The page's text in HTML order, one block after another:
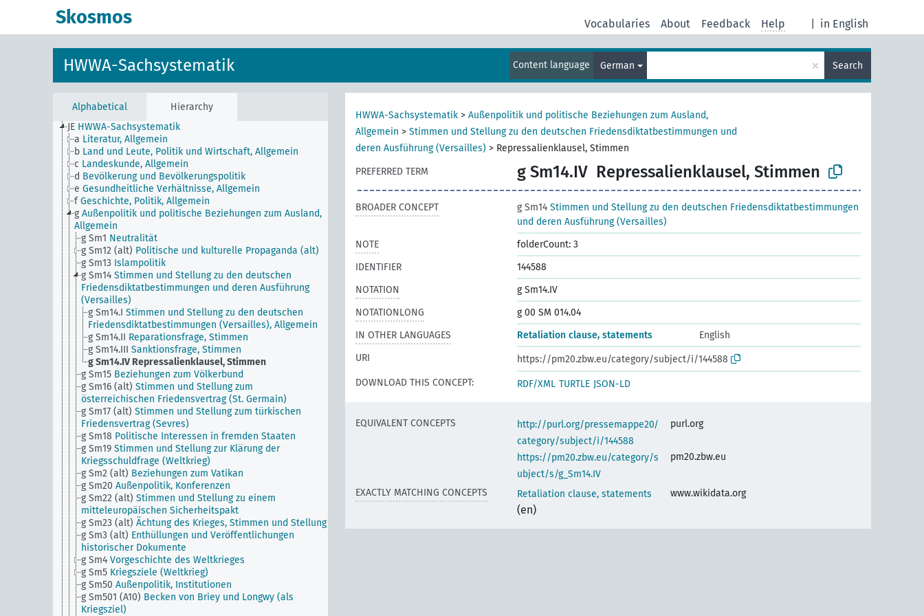
Skosmos in English
Vocabularies About Feedback Help
HWWA-Sachsystematik Content language German × Search
Alphabetical
Hierarchy
JE HWWA-Sachsystematik
a Literatur, Allgemein
b Land und Leute, Politik und Wirtschaft, Allgemein
c Landeskunde, Allgemein
d Bevölkerung und Bevölkerungspolitik
e Gesundheitliche Verhältnisse, Allgemein
f Geschichte, Politik, Allgemein
g Außenpolitik und politische Beziehungen zum Ausland,
Allgemein
g Sm1 Neutralität
g Sm12 (alt) Politische und kulturelle Propaganda (alt)
g Sm13 Islampolitik
g Sm14 Stimmen und Stellung zu den deutschen
Friedensdiktatbestimmungen und deren Ausführung
(Versailles)
g Sm14.I Stimmen und Stellung zu den deutschen
Friedensdiktatbestimmungen (Versailles), Allgemein
g Sm14.II Reparationsfrage, Stimmen
g Sm14.III Sanktionsfrage, Stimmen
g Sm14.IV Repressalienklausel, Stimmen
g Sm15 Beziehungen zum Völkerbund
g Sm16 (alt) Stimmen und Stellung zum
österreichischen Friedensvertrag (St. Germain)
g Sm17 (alt) Stimmen und Stellung zum türkischen
Friedensvertrag (Sevres)
g Sm18 Politische Interessen in fremden Staaten
g Sm19 Stimmen und Stellung zur Klärung der
Kriegsschuldfrage (Weltkrieg)
g Sm2 (alt) Beziehungen zum Vatikan
g Sm20 Außenpolitik, Konferenzen
g Sm22 (alt) Stimmen und Stellung zu einem
mitteleuropäischen Sicherheitspakt
g Sm23 (alt) Ächtung des Krieges, Stimmen und Stellung
g Sm3 (alt) Enthüllungen und Veröffentlichungen
historischer Dokumente
g Sm4 Vorgeschichte des Weltkrieges
g Sm5 Kriegsziele (Weltkrieg)
g Sm50 Außenpolitik, Institutionen
g Sm501 (A10) Becken von Briey und Longwy (als
Kriegsziel)
HWWA-Sachsystematik > Außenpolitik und politische Beziehungen zum Ausland,
Allgemein > Stimmen und Stellung zu den deutschen Friedensdiktatbestimmungen und
deren Ausführung (Versailles) > Repressalienklausel, Stimmen
PREFERRED TERM
g Sm14.IV Repressalienklausel, Stimmen
BROADER CONCEPT g Sm14 Stimmen und Stellung zu den deutschen Friedensdiktatbestimmungen
und deren Ausführung (Versailles)
NOTE
folderCount: 3
IDENTIFIER
144588
NOTATION
g Sm14.IV
NOTATIONLONG
g 00 SM 014.04
IN OTHER LANGUAGES
Retaliation clause, statements
English
URI
https://pm20.zbw.eu/category/subject/i/144588
DOWNLOAD THIS CONCEPT:
RDF/XML TURTLE JSON-LD
EQUIVALENT CONCEPTS
http://purl.org/pressemappe20/
category/subject/i/144588
purl.org
https://pm20.zbw.eu/category/s
ubject/s/g_Sm14.IV
pm20.zbw.eu
EXACTLY MATCHING CONCEPTS Retaliation clause, statements
(en)
www.wikidata.org